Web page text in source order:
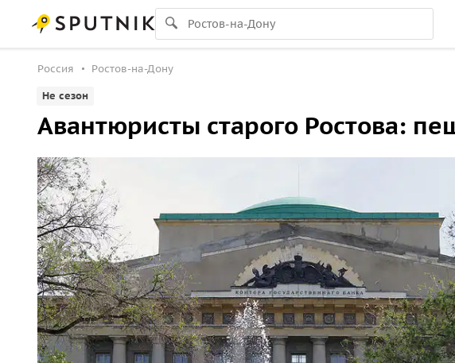
Россия
Ростов-на-Дону
Не сезон
Авантюристы старого Ростова: